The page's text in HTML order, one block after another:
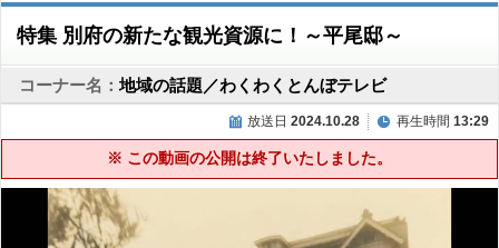
特集 別府の新たな観光資源に！～平尾邸～
コーナー名：地域の話題／わくわくとんぼテレビ
放送日 2024.10.28 再生時間 13:29
※ この動画の公開は終了いたしました。